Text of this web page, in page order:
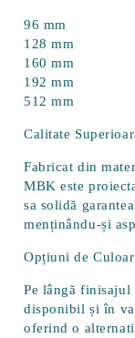
96 mm
128 mm
160 mm
192 mm
512 mm
Calitate
Fabricat din
MBK este
sa solidă
menținându-și
Opțiuni de
Pe lângă finisajul
disponibil și în
oferind o